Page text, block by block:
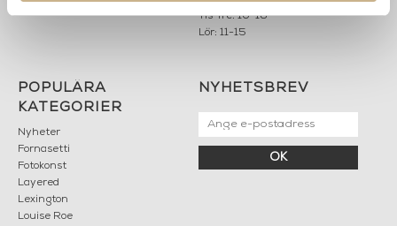
Tis-fre: 10-18
Lör: 11-15
POPULÄRA
KATEGORIER
Nyheter
Fornasetti
Fotokonst
Layered
Lexington
Louise Roe
NYHETSBREV
OK